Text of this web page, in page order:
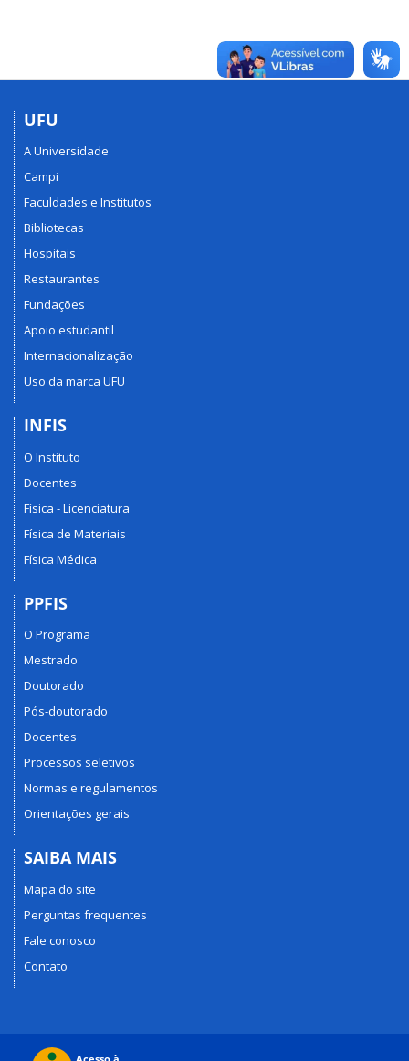
UFU
A Universidade
Campi
Faculdades e Institutos
Bibliotecas
Hospitais
Restaurantes
Fundações
Apoio estudantil
Internacionalização
Uso da marca UFU
INFIS
O Instituto
Docentes
Física - Licenciatura
Física de Materiais
Física Médica
PPFIS
O Programa
Mestrado
Doutorado
Pós-doutorado
Docentes
Processos seletivos
Normas e regulamentos
Orientações gerais
SAIBA MAIS
Mapa do site
Perguntas frequentes
Fale conosco
Contato